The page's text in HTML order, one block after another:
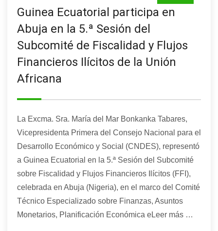
Guinea Ecuatorial participa en
Abuja en la 5.ª Sesión del
Subcomité de Fiscalidad y Flujos
Financieros Ilícitos de la Unión
Africana
La Excma. Sra. María del Mar Bonkanka Tabares,
Vicepresidenta Primera del Consejo Nacional para el
Desarrollo Económico y Social (CNDES), representó
a Guinea Ecuatorial en la 5.ª Sesión del Subcomité
sobre Fiscalidad y Flujos Financieros Ilícitos (FFI),
celebrada en Abuja (Nigeria), en el marco del Comité
Técnico Especializado sobre Finanzas, Asuntos
Monetarios, Planificación Económica eLeer más …